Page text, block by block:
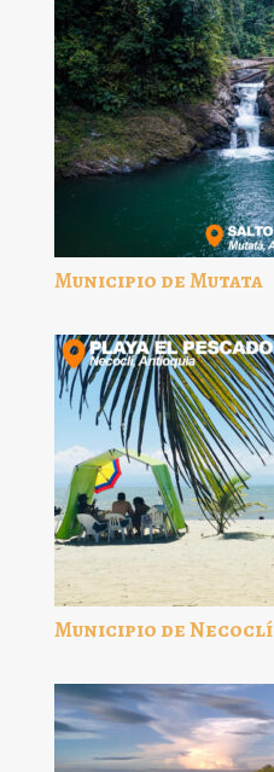
Municipio de Mutata
Municipio de Necoclí